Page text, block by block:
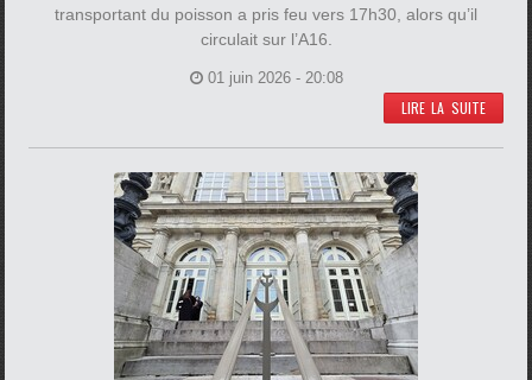
transportant du poisson a pris feu vers 17h30, alors qu’il
circulait sur l’A16.
01 juin 2026 - 20:08
LIRE LA SUITE